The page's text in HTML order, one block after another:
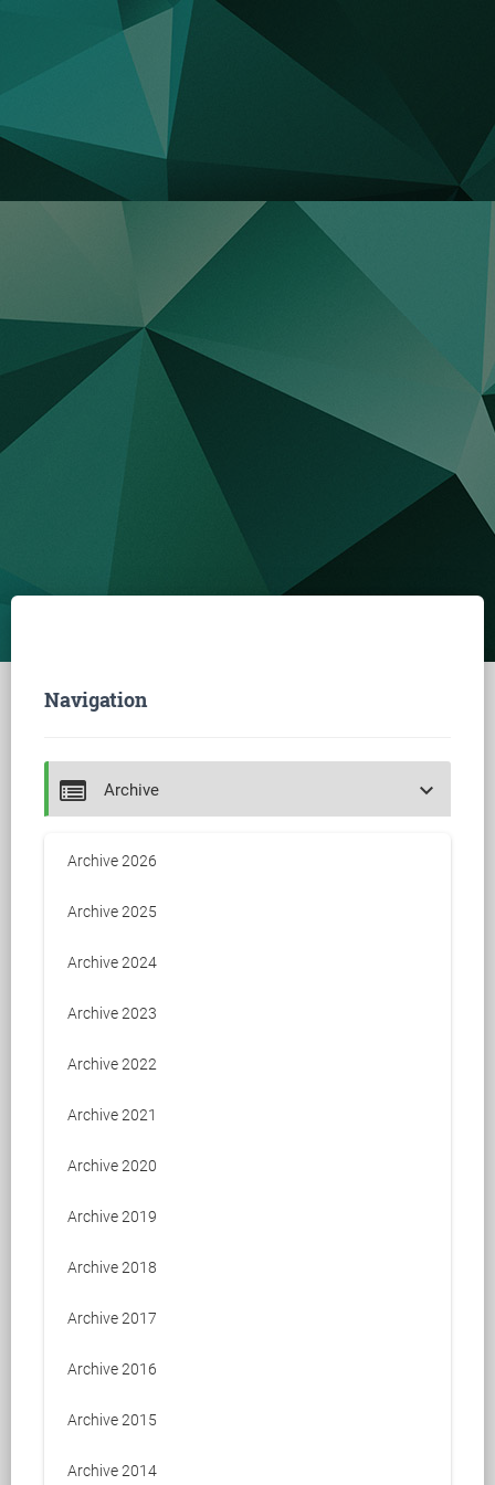
Navigation
Archive keyboard_arrow_down
Archive 2026
Archive 2025
Archive 2024
Archive 2023
Archive 2022
Archive 2021
Archive 2020
Archive 2019
Archive 2018
Archive 2017
Archive 2016
Archive 2015
Archive 2014